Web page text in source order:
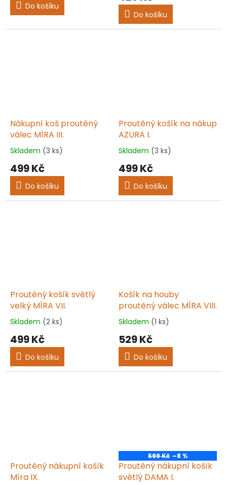
5,0
5
Do košíku
Do košíku
Nákupní koš proutěný
válec MÍRA III.
Průměrné
hodnocení
produktu
5,0
z
Skladem (3 ks)
499 Kč
Do košíku
Proutěný košík na nákup
AZURA I.
Průměrné
hodnocení
produktu
5,0
z
Skladem (3 ks)
499 Kč
Do košíku
Proutěný košík světlý
velký MÍRA VII.
Průměrné
hodnocení
produktu
5,0
z
Skladem (2 ks)
499 Kč
Do košíku
Košík na houby
proutěný válec MÍRA VIII.
Průměrné
hodnocení
produktu
5,0
z
Skladem (1 ks)
529 Kč
Do košíku
Proutěný nákupní košík
Míra IX.
599 Kč –8 %
Proutěný nákupní košík
světlý DAMA I.